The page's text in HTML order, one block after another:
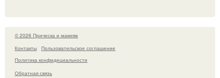
© 2026 Прическа и макияж
Контакты
Пользовательское соглашение
Политика конфидециальности
Обратная связь